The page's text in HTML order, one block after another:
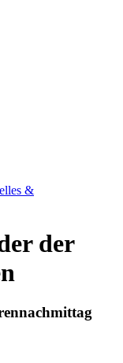
&
der